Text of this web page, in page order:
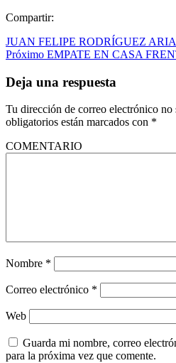
Compartir:
JUAN FELIPE RODRÍGUEZ
Próximo EMPATE EN CASA
Deja una respuesta
Tu dirección de correo electrónico no
obligatorios están marcados con *
COMENTARIO
Nombre *
Correo electrónico *
Web
Guarda mi nombre, correo
para la próxima vez que comente.